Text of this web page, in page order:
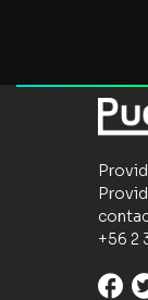
+56 2